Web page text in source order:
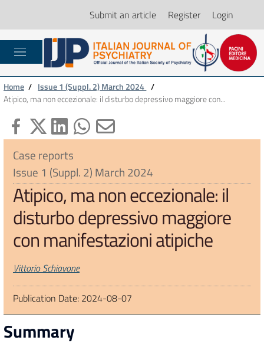
Submit an article Register Login
Home / Issue 1 (Suppl. 2) March 2024 /
Atipico, ma non eccezionale: il disturbo depressivo maggiore con...
Case reports
Issue 1 (Suppl. 2) March 2024
Atipico, ma non eccezionale: il
disturbo depressivo maggiore
con manifestazioni atipiche
Authors
Vittorio Schiavone
Publication Date: 2024-08-07
Summary